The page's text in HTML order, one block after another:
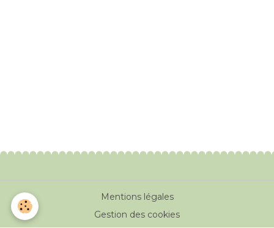
Mentions légales
Gestion des cookies